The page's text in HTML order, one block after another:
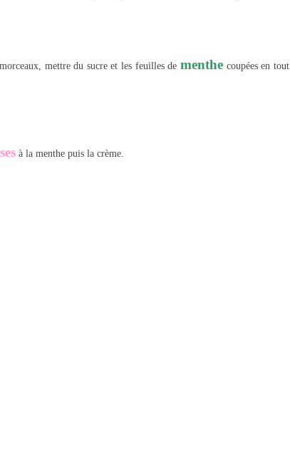
mettre du sucre et les feuilles dementhe coupées en tout
à la menthe puis la crème.